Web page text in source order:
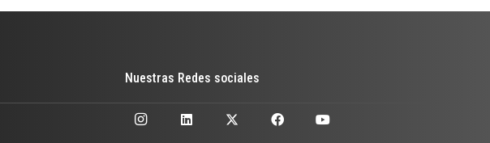
Nuestras Redes sociales